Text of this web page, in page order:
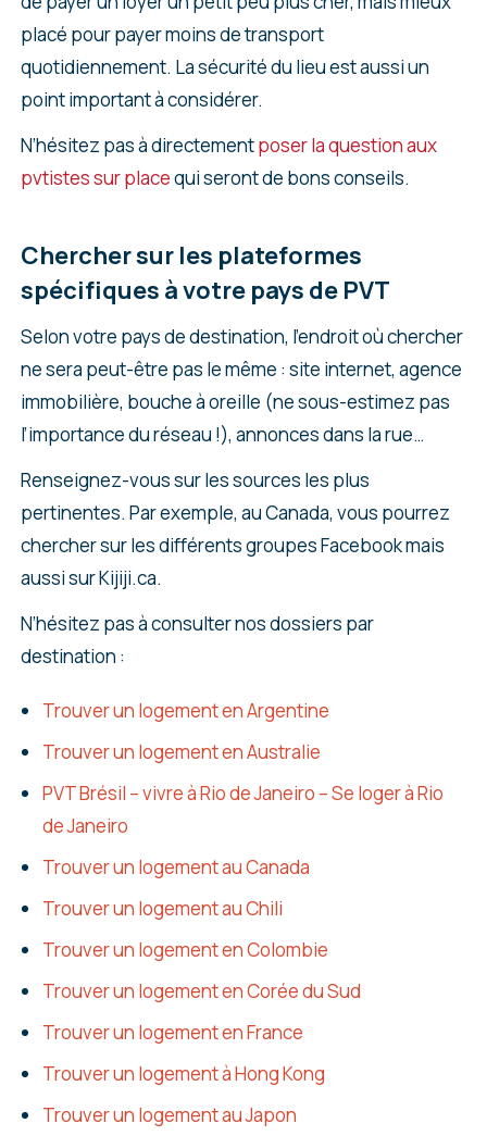
placé pour payer moins de transport
quotidiennement. La sécurité du lieu est aussi un
point important à considérer.
N’hésitez pas à directementposer la question aux
pvtistes sur placequi seront de bons conseils.
Chercher sur les plateformes
spécifiques à votre pays de PVT
Selon votre pays de destination, l’endroit où chercher
ne sera peut-être pas le même : site internet, agence
immobilière, bouche à oreille (ne sous-estimez pas
l’importance du réseau !), annonces dans la rue…
Renseignez-vous sur les sources les plus
pertinentes. Par exemple, au Canada, vous pourrez
chercher sur les différents groupes Facebook mais
aussi sur Kijiji.ca.
N’hésitez pas à consulter nos dossiers par
destination :
Trouver un logement en Argentine
Trouver un logement en Australie
PVT Brésil – vivre à Rio de Janeiro – Se loger à Rio
de Janeiro
Trouver un logement au Canada
Trouver un logement au Chili
Trouver un logement en Colombie
Trouver un logement en Corée du Sud
Trouver un logement en France
Trouver un logement à Hong Kong
Trouver un logement au Japon